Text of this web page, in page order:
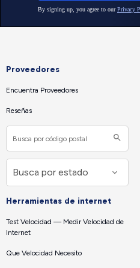
Proveedores
Encuentra Proveedores
Reseñas
Herramientas de internet
Test Velocidad — Medir Velocidad de
Internet
Que Velocidad Necesito